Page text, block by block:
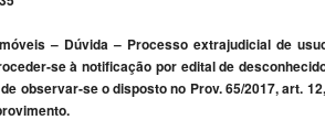
– Dúvida – Processo extrajudicial de
se à notificação por edital de
observar-se o disposto no Prov. 65/2017, art.